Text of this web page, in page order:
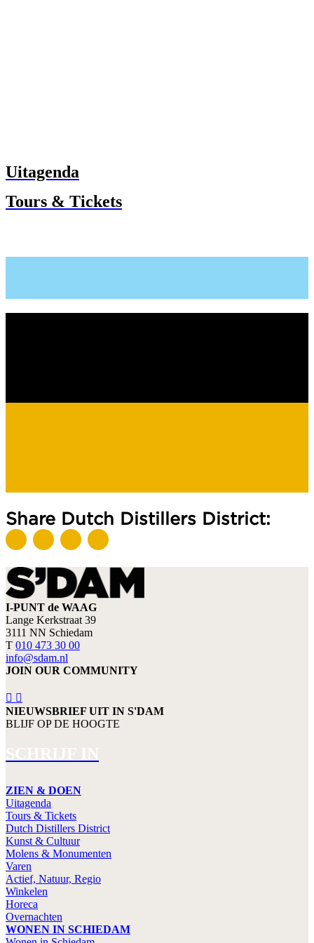
Uitagenda
Tours & Tickets
Share Dutch Distillers District:
I-PUNT de WAAG
Lange Kerkstraat 39
3111 NN Schiedam
T 010 473 30 00
info@sdam.nl
JOIN OUR COMMUNITY
NIEUWSBRIEF UIT IN S'DAM
BLIJF OP DE HOOGTE
SCHRIJF IN
ZIEN & DOEN
Uitagenda
Tours & Tickets
Dutch Distillers District
Kunst & Cultuur
Molens & Monumenten
Varen
Actief, Natuur, Regio
Winkelen
Horeca
Overnachten
WONEN IN SCHIEDAM